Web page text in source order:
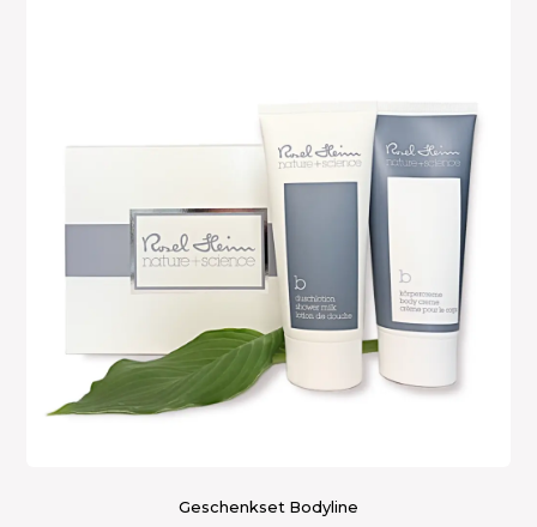
Geschenkset Bodyline